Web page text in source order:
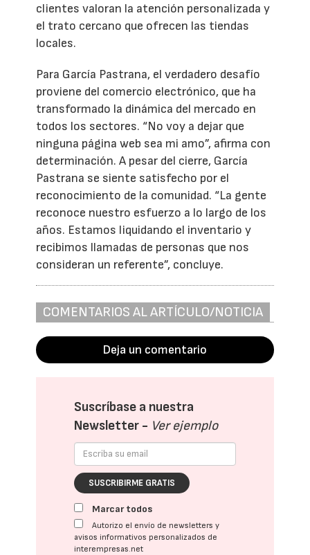
clientes valoran la atención personalizada y
el trato cercano que ofrecen las tiendas
locales.
Para García Pastrana, el verdadero desafío
proviene del comercio electrónico, que ha
transformado la dinámica del mercado en
todos los sectores. “No voy a dejar que
ninguna página web sea mi amo”, afirma con
determinación. A pesar del cierre, García
Pastrana se siente satisfecho por el
reconocimiento de la comunidad. “La gente
reconoce nuestro esfuerzo a lo largo de los
años. Estamos liquidando el inventario y
recibimos llamadas de personas que nos
consideran un referente”, concluye.
COMENTARIOS AL ARTÍCULO/NOTICIA
Deja un comentario
Suscríbase a nuestra
Newsletter - Ver ejemplo
SUSCRIBIRME GRATIS
Marcar todos
Autorizo el envío de newsletters y
avisos informativos personalizados de
interempresas.net